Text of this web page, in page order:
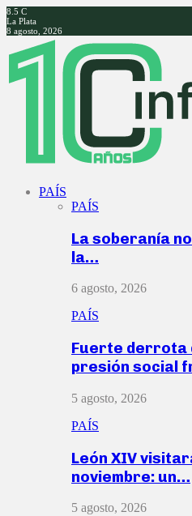
8.5 C
La Plata
8 agosto, 2026
Facebook
Twitter
Instagram
Youtube
PAÍS
PAÍS
La soberanía
la…
6 agosto, 2026
PAÍS
Fuerte derrota
presión social
5 agosto, 2026
PAÍS
León XIV
noviembre: un…
5 agosto, 2026